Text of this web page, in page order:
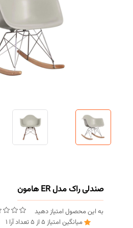
صندلی راک مدل ER هامون
به این محصول امتیاز دهید
میانگین امتیاز 5 از 5تعداد آرا 1